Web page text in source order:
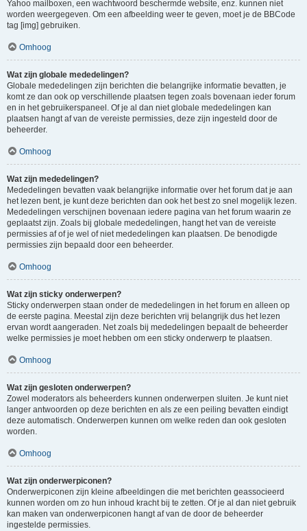
Yahoo mailboxen, een wachtwoord beschermde website, enz. kunnen niet
worden weergegeven. Om een afbeelding weer te geven, moet je de BBCode
tag [img] gebruiken.
Omhoog
Wat zijn globale mededelingen?
Globale mededelingen zijn berichten die belangrijke informatie bevatten, je
komt ze dan ook op verschillende plaatsen tegen zoals bovenaan ieder forum
en in het gebruikerspaneel. Of je al dan niet globale mededelingen kan
plaatsen hangt af van de vereiste permissies, deze zijn ingesteld door de
beheerder.
Omhoog
Wat zijn mededelingen?
Mededelingen bevatten vaak belangrijke informatie over het forum dat je aan
het lezen bent, je kunt deze berichten dan ook het best zo snel mogelijk lezen.
Mededelingen verschijnen bovenaan iedere pagina van het forum waarin ze
geplaatst zijn. Zoals bij globale mededelingen, hangt het van de vereiste
permissies af of je wel of niet mededelingen kan plaatsen. De benodigde
permissies zijn bepaald door een beheerder.
Omhoog
Wat zijn sticky onderwerpen?
Sticky onderwerpen staan onder de mededelingen in het forum en alleen op
de eerste pagina. Meestal zijn deze berichten vrij belangrijk dus het lezen
ervan wordt aangeraden. Net zoals bij mededelingen bepaalt de beheerder
welke permissies je moet hebben om een sticky onderwerp te plaatsen.
Omhoog
Wat zijn gesloten onderwerpen?
Zowel moderators als beheerders kunnen onderwerpen sluiten. Je kunt niet
langer antwoorden op deze berichten en als ze een peiling bevatten eindigt
deze automatisch. Onderwerpen kunnen om welke reden dan ook gesloten
worden.
Omhoog
Wat zijn onderwerpiconen?
Onderwerpiconen zijn kleine afbeeldingen die met berichten geassocieerd
kunnen worden om zo hun inhoud kracht bij te zetten. Of je al dan niet gebruik
kan maken van onderwerpiconen hangt af van de door de beheerder
ingestelde permissies.